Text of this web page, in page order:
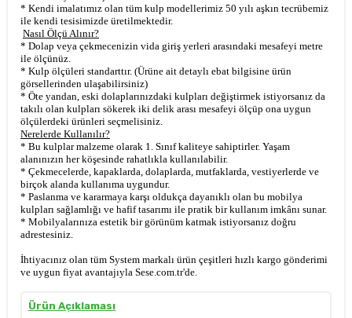
* Kendi imalatımız olan tüm kulp modellerimiz 50 yılı aşkın tecrübemiz
ile kendi tesisimizde üretilmektedir.
Nasıl Ölçü Alınır?
* Dolap veya çekmecenizin vida giriş yerleri arasındaki mesafeyi metre
ile ölçünüz.
* Kulp ölçüleri standarttır. (Ürüne ait detaylı ebat bilgisine ürün
görsellerinden ulaşabilirsiniz)
* Öte yandan, eski dolaplarınızdaki kulpları değiştirmek istiyorsanız da
takılı olan kulpları sökerek iki delik arası mesafeyi ölçüp ona uygun
ölçülerdeki ürünleri seçmelisiniz.
Nerelerde Kullanılır?
* Bu kulplar malzeme olarak 1. Sınıf kaliteye sahiptirler. Yaşam
alanınızın her köşesinde rahatlıkla kullanılabilir.
* Çekmecelerde, kapaklarda, dolaplarda, mutfaklarda, vestiyerlerde ve
birçok alanda kullanıma uygundur.
* Paslanma ve kararmaya karşı oldukça dayanıklı olan bu mobilya
kulpları sağlamlığı ve hafif tasarımı ile pratik bir kullanım imkânı sunar.
* Mobilyalarınıza estetik bir görünüm katmak istiyorsanız doğru
adrestesiniz.
İhtiyacınız olan tüm System markalı ürün çeşitleri hızlı kargo gönderimi
ve uygun fiyat avantajıyla Sese.com.tr'de.
Ürün Açıklaması